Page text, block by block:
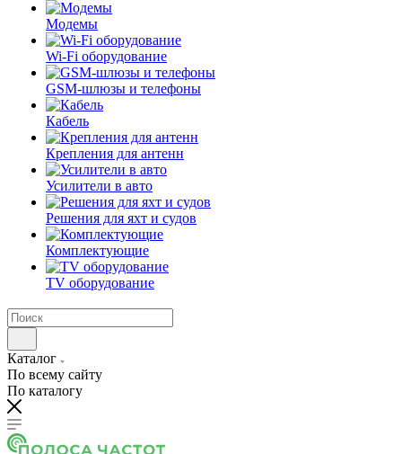
Модемы
Wi-Fi оборудование
GSM-шлюзы и телефоны
Кабель
Крепления для антенн
Усилители в авто
Решения для яхт и судов
Комплектующие
TV оборудование
Каталог
По всему сайту
По каталогу